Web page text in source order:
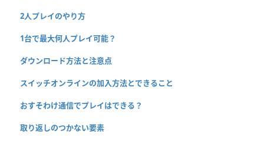
2人プレイのやり方
1台で最大何人プレイ可能？
ダウンロード方法と注意点
スイッチオンラインの加入方法とできること
おすそわけ通信でプレイはできる？
取り返しのつかない要素